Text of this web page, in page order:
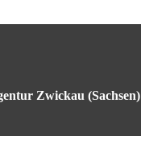
Zwickau (Sachsen)